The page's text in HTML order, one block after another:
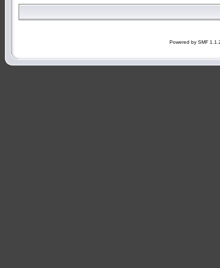
Powered by SMF